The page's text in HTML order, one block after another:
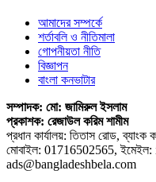
আমাদের সম্পর্কে
শর্তাবলি ও নীতিমালা
গোপনীয়তা নীতি
বিজ্ঞাপন
বাংলা কনভাটার
সম্পাদক: মো: জামিরুল ইসলাম
প্রকাশক: রেজাউল করিম শামীম
প্রধান কার্যালয়: তিতাস রোড, ব্যাংক
মোবাইল: 01716502565,
ads@bangladeshbela.com